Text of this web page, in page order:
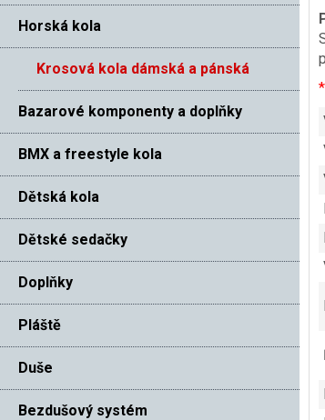
Horská kola
Krosová kola dámská a pánská
Bazarové komponenty a doplňky
BMX a freestyle kola
Dětská kola
Dětské sedačky
Doplňky
Pláště
Duše
Bezdušový systém